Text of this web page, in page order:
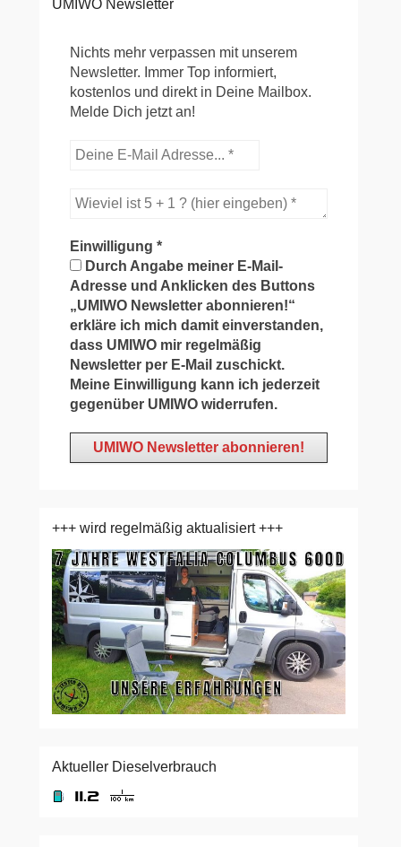
UMIWO Newsletter
Nichts mehr verpassen mit unserem
Newsletter. Immer Top informiert,
kostenlos und direkt in Deine Mailbox.
Melde Dich jetzt an!
Einwilligung*
Durch Angabe meiner E-Mail-
Adresse und Anklicken des Buttons
„UMIWO Newsletter abonnieren!“
erkläre ich mich damit einverstanden,
dass UMIWO mir regelmäßig
Newsletter per E-Mail zuschickt.
Meine Einwilligung kann ich jederzeit
gegenüber UMIWO widerrufen.
+++ wird regelmäßig aktualisiert +++
Aktueller Dieselverbrauch